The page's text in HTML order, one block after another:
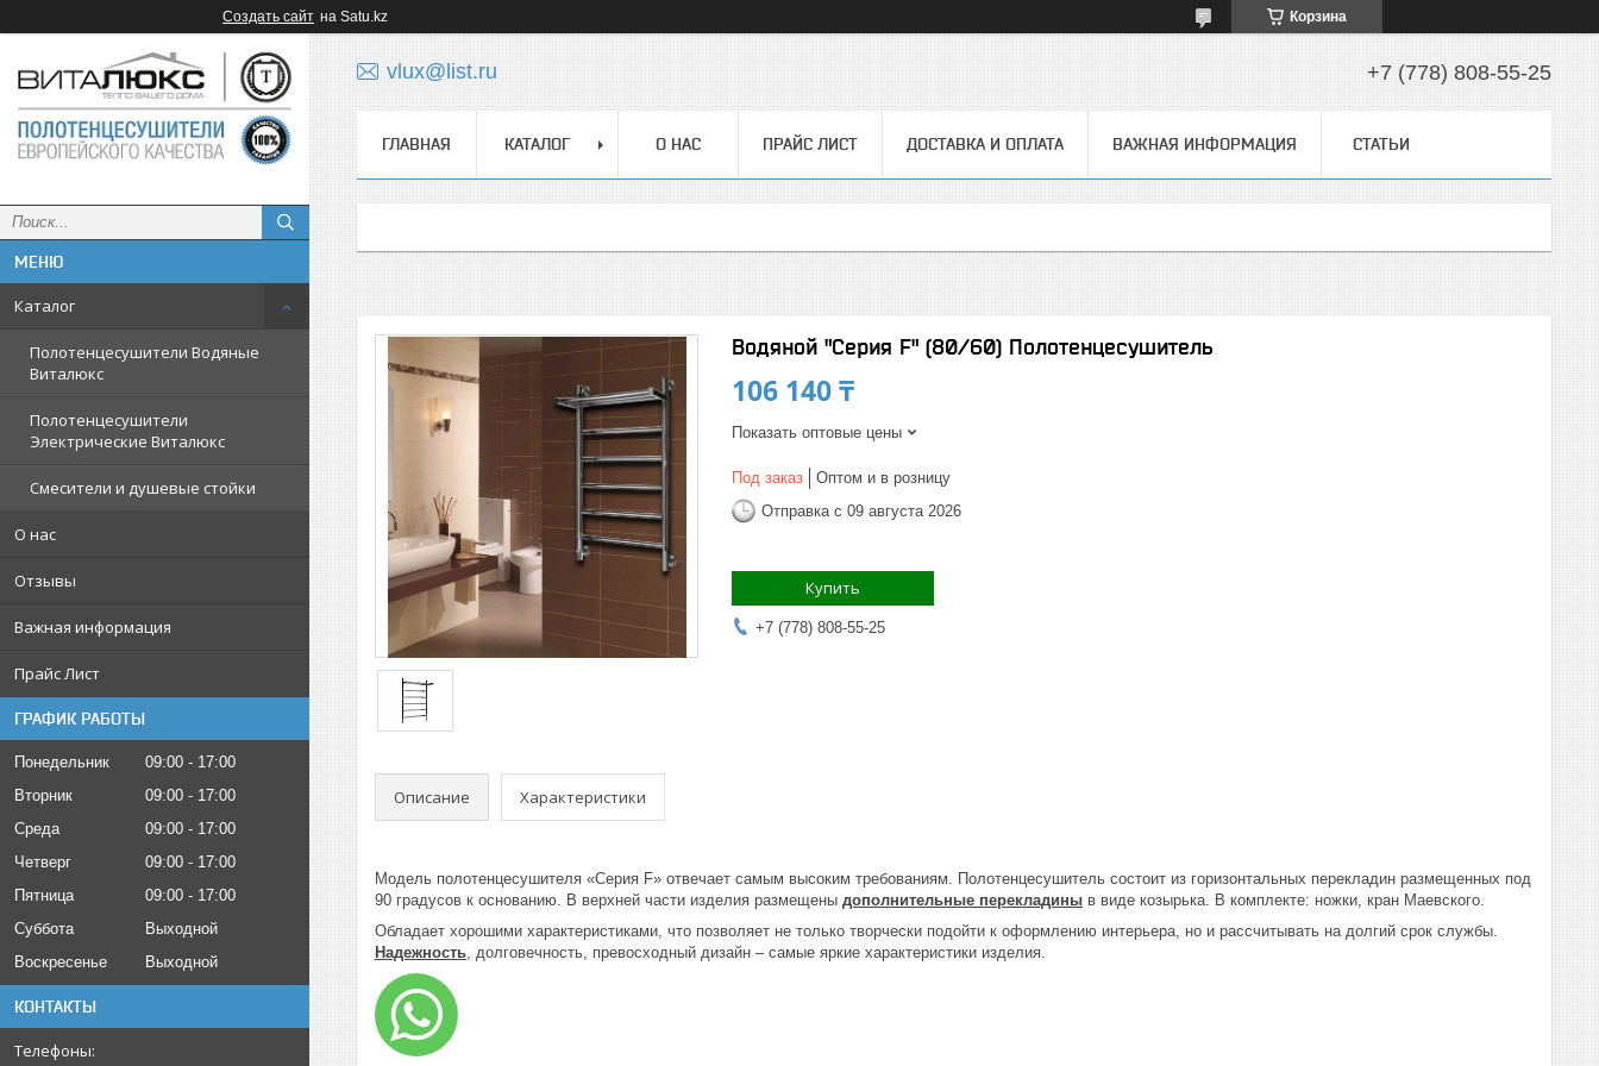
Создать сайт на Satu.kz Корзина
Каталог
Полотенцесушители Водяные
Виталюкс
Полотенцесушители
Электрические Виталюкс
Смесители и душевые стойки
О нас
Отзывы
Важная информация
Прайс Лист
ГРАФИК РАБОТЫ
Понедельник 09:00
17:00
Вторник
09:00
17:00
Среда
09:00
17:00
Четверг
09:00
17:00
Пятница
09:00
17:00
Суббота
Выходной
Воскресенье
Выходной
КОНТАКТЫ
vlux@list.ru +7 (778) 808-55-25
ГЛАВНАЯ КАТАЛОГ О НАС ПРАЙС ЛИСТ ДОСТАВКА И ОПЛАТА ВАЖНАЯ ИНФОРМАЦИЯ СТАТЬИ
Водяной "Серия F" (80/60) Полотенцесушитель
106 140 ₸
Показать оптовые цены
Под заказ
Оптом и в розницу
Отправка с 09 августа 2026
Купить
+7 (778) 808-55-25
Описание Характеристики
Модель полотенцесушителя «Серия F» отвечает самым высоким требованиям. Полотенцесушитель состоит из горизонтальных перекладин размещенных под
90 градусов к основанию. В верхней части изделия размещены дополнительные перекладины в виде козырька. В комплекте: ножки, кран Маевского.
Обладает хорошими характеристиками, что позволяет не только творчески подойти к оформлению интерьера, но и рассчитывать на долгий срок службы.
Надежность, долговечность, превосходный дизайн – самые яркие характеристики изделия.